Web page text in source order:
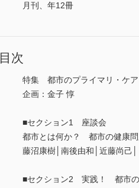
月刊、年12冊
目次
特集 都市のプライマリ・ケア
企画：金子 惇
■セクション1 座談会
都市とは何か？ 都市の健康問
藤沼康樹│南後由和│近藤尚己
■セクション2 実践！ 都市の